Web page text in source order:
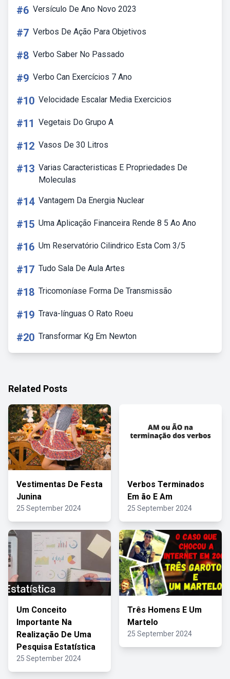
#6 Versículo De Ano Novo 2023
#7 Verbos De Ação Para Objetivos
#8 Verbo Saber No Passado
#9 Verbo Can Exercícios 7 Ano
#10 Velocidade Escalar Media Exercicios
#11 Vegetais Do Grupo A
#12 Vasos De 30 Litros
#13 Varias Caracteristicas E Propriedades De
Moleculas
#14 Vantagem Da Energia Nuclear
#15 Uma Aplicação Financeira Rende 8 5 Ao Ano
#16 Um Reservatório Cilindrico Esta Com 3/5
#17 Tudo Sala De Aula Artes
#18 Tricomoníase Forma De Transmissão
#19 Trava-línguas O Rato Roeu
#20 Transformar Kg Em Newton
Related Posts
Vestimentas De Festa
Junina
25 September 2024
Verbos Terminados
Em ão E Am
25 September 2024
Um Conceito
Importante Na
Realização De Uma
Pesquisa Estatística
25 September 2024
Três Homens E Um
Martelo
25 September 2024